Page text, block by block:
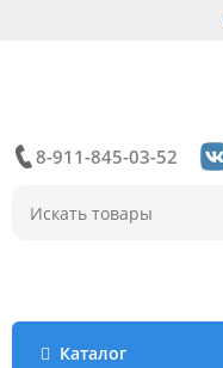
8-911-845-03-52
Каталог